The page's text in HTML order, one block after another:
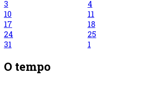
3
4
10
11
17
18
24
25
31
1
O tempo